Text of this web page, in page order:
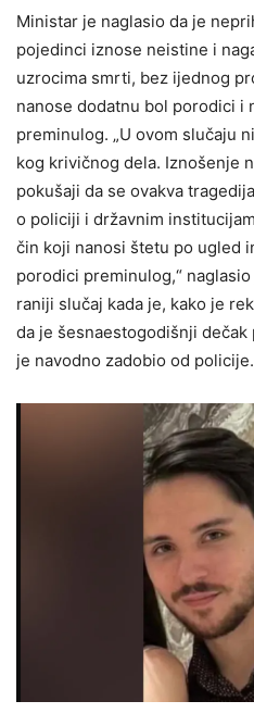
Ministar je naglasio da je
pojedinci iznose neistine i
uzrocima smrti, bez ijednog
nanose dodatnu bol porodici i
preminulog. „U ovom slučaju
kog krivičnog dela. Iznošenje
pokušaji da se ovakva
o policiji i državnim
čin koji nanosi štetu po ugled
porodici preminulog,“
raniji slučaj kada je, kako je
da je šesnaestogodišnji
je navodno zadobio od policije.